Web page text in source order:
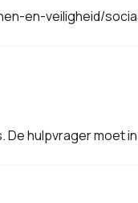
en-veiligheid/
De hulpvrager moet